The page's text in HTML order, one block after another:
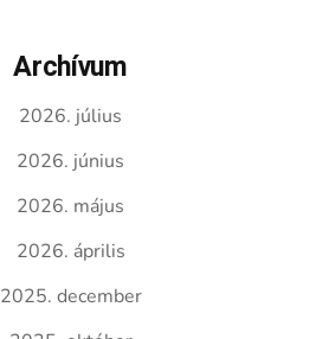
Archívum
2026. július
2026. június
2026. május
2026. április
2025. december